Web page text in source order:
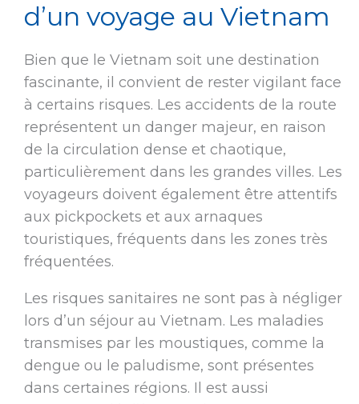
d’un voyage au Vietnam
Bien que le Vietnam soit une destination
fascinante, il convient de rester vigilant face
à certains risques. Les accidents de la route
représentent un danger majeur, en raison
de la circulation dense et chaotique,
particulièrement dans les grandes villes. Les
voyageurs doivent également être attentifs
aux pickpockets et aux arnaques
touristiques, fréquents dans les zones très
fréquentées.
Les risques sanitaires ne sont pas à négliger
lors d’un séjour au Vietnam. Les maladies
transmises par les moustiques, comme la
dengue ou le paludisme, sont présentes
dans certaines régions. Il est aussi